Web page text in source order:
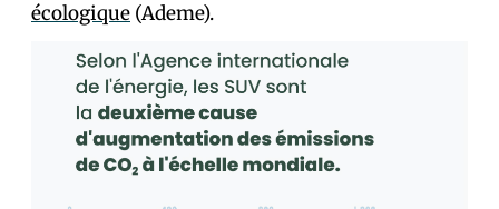
écologique (Ademe).